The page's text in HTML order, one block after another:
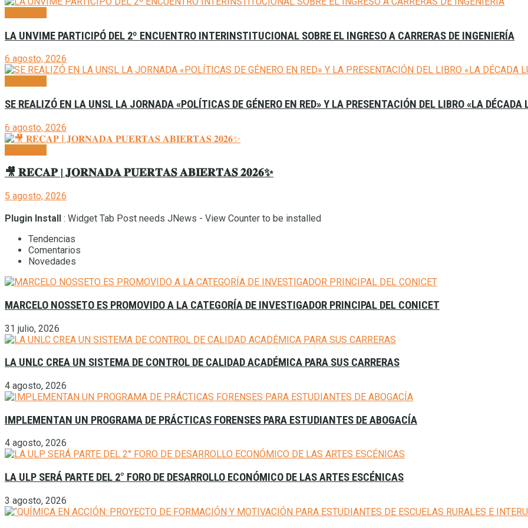
LA UNVIME PARTICIPÓ DEL 2º ENCUENTRO INTERINSTITUCIONAL SOBRE EL INGRESO A CARRERAS DE INGENIERÍA
6 agosto, 2026
SE REALIZÓ EN LA UNSL LA JORNADA «POLÍTICAS DE GÉNERO EN RED» Y LA PRESENTACIÓN DEL LIBRO «LA DÉCADA
6 agosto, 2026
🎥 𝐑𝐄𝐂𝐀𝐏 | 𝐉𝐎𝐑𝐍𝐀𝐃𝐀 𝐏𝐔𝐄𝐑𝐓𝐀𝐒 𝐀𝐁𝐈𝐄𝐑𝐓𝐀𝐒 𝟐𝟎𝟐𝟔✨
5 agosto, 2026
Plugin Install
: Widget Tab Post needs JNews - View Counter to be installed
Tendencias
Comentarios
Novedades
MARCELO NOSSETO ES PROMOVIDO A LA CATEGORÍA DE INVESTIGADOR PRINCIPAL DEL CONICET
31 julio, 2026
LA UNLC CREA UN SISTEMA DE CONTROL DE CALIDAD ACADÉMICA PARA SUS CARRERAS
4 agosto, 2026
IMPLEMENTAN UN PROGRAMA DE PRÁCTICAS FORENSES PARA ESTUDIANTES DE ABOGACÍA
4 agosto, 2026
LA ULP SERÁ PARTE DEL 2° FORO DE DESARROLLO ECONÓMICO DE LAS ARTES ESCÉNICAS
3 agosto, 2026